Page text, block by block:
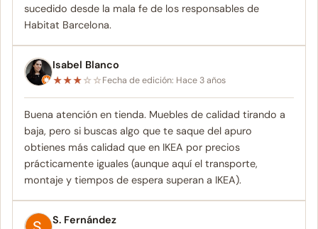
sucedido desde la mala fe de los responsables de
Habitat Barcelona.
Isabel Blanco
★★★☆☆Fecha de edición: Hace 3 años
Buena atención en tienda. Muebles de calidad tirando a
baja, pero si buscas algo que te saque del apuro
obtienes más calidad que en IKEA por precios
prácticamente iguales (aunque aquí el transporte,
montaje y tiempos de espera superan a IKEA).
S. Fernández